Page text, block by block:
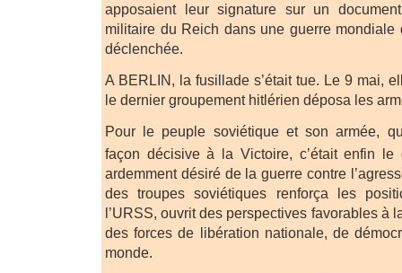
apposaient leur signature sur un
militaire du Reich dans une guerre mondiale
déclenchée.
A BERLIN, la fusillade s’était tue. Le 9 mai,
le dernier groupement hitlérien déposa les
Pour le peuple soviétique et son armée,
façon décisive à la Victoire, c’était enfin le
ardemment désiré de la guerre contre
des troupes soviétiques renforça les
l’URSS, ouvrit des perspectives favorables à
des forces de libération nationale, de
monde.